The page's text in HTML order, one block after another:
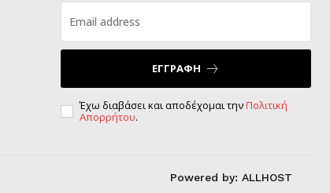
ΕΓΓΡΑΦΗ
Έχω διαβάσει και αποδέχομαι τηνΠολιτική
Απορρήτου.
Powered by: ALLHOST